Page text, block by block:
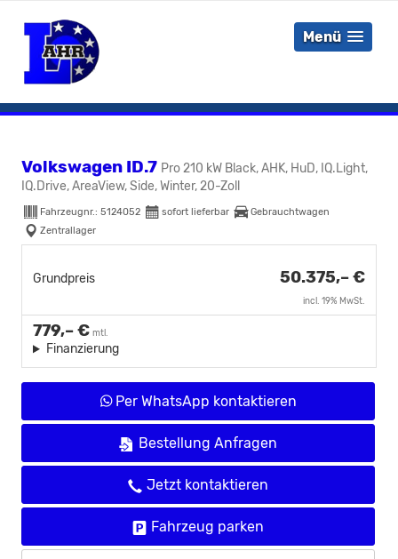
Menü
Volkswagen ID.7 Pro 210 kW Black, AHK, HuD, IQ.Light,
IQ.Drive, AreaView, Side, Winter, 20-Zoll
Fahrzeugnr.: 5124052 sofort lieferbar
Gebrauchtwagen
Zentrallager
Grundpreis 50.375,– €
incl. 19% MwSt.
779,– € mtl.
Finanzierung
Per WhatsApp kontaktieren
Bestellung Anfragen
Jetzt kontaktieren
Fahrzeug parken